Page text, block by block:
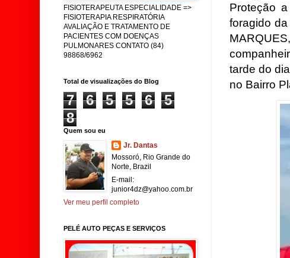
Proteção
foragido
tarde do
no Bairro
FISIOTERAPEUTA ESPECIALIDADE =>
FISIOTERAPIA RESPIRATÓRIA
AVALIAÇÃO E TRATAMENTO DE
PACIENTES COM DOENÇAS
PULMONARES CONTATO (84)
98868/6962
Total de visualizações do Blog
7 6 5 5 6
5
8
Quem sou eu
Jr. Dantas
Mossoró, Rio Grande do
Norte, Brazil
E-mail:
junior4dz@yahoo.com.br
Ver meu perfil completo
PELÉ AUTO PEÇAS E SERVIÇOS